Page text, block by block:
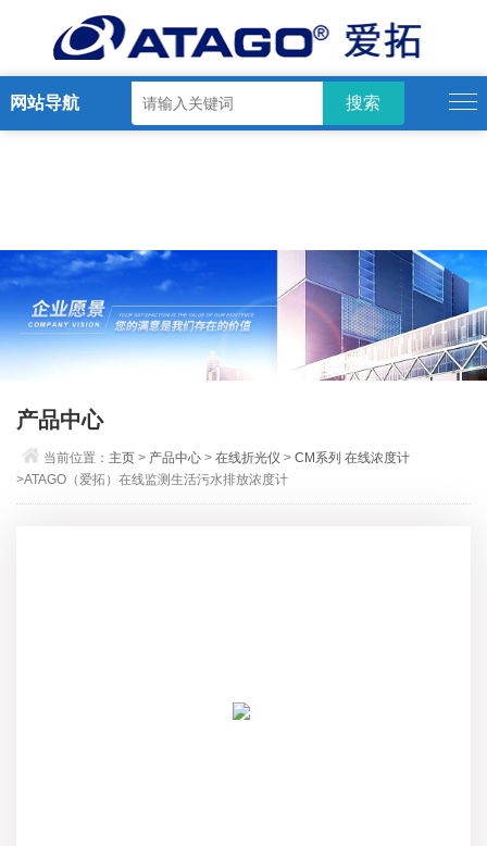
网站导航
产品中心
当前位置： 主页 > 产品中心 >在线折光仪 >CM系列 在线浓度计
>ATAGO（爱拓）在线监测生活污水排放浓度计